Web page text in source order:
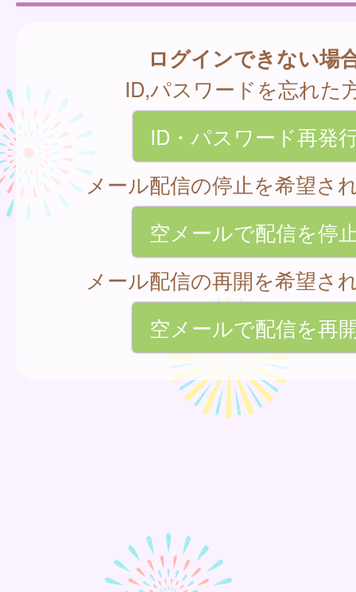
ログインできない場
ID,パスワードを忘れた
ID・パスワード再発
メール配信の停止を希望さ
空メールで配信を停
メール配信の再開を希望さ
空メールで配信を再